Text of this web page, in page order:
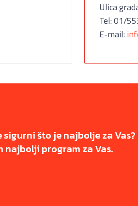
Ulica
Tel: 01/
E-mail:
što je najbolje za
program za Vas.